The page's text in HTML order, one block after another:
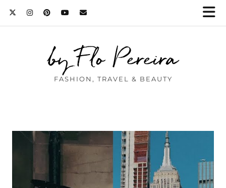
by Flo Pereira
FASHION, TRAVEL & BEAUTY